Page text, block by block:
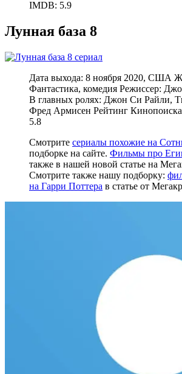
IMDB: 5.9
Лунная база 8
Дата выхода: 8 ноября 2020, США
Фантастика, комедия Режиссер:
В главных ролях: Джон Си Райли,
Фред Армисен Рейтинг
5.8
Смотрите сериалы похожие на
подборке на сайте. Фильмы про
также в нашей новой статье на
Смотрите также нашу подборку:
на Гарри Поттера в статье от